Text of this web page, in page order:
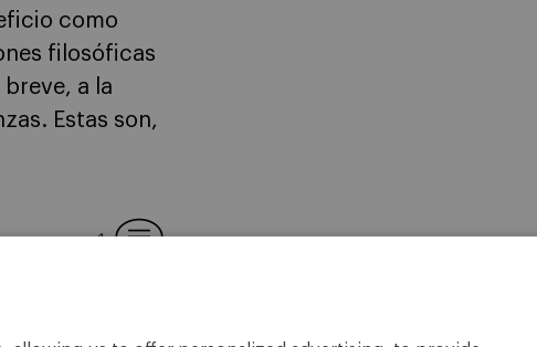
como
filosóficas
a la
Estas son,
1